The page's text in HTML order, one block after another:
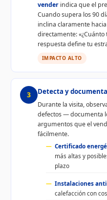
venderindica que el
Cuando supera los 90
inclina claramente
directamente: «¿Cuánto
respuesta define tu
IMPACTO ALTO
3 Detecta y
Durante la visita,
defectos — documenta
argumentos que el
fácilmente.
Certificado
más altas y
plazo
Instalaciones
calefacción con